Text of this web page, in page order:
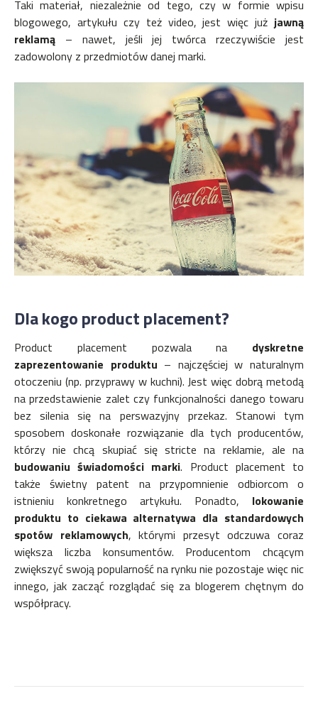
Taki materiał, niezależnie od tego, czy w formie wpisu
blogowego, artykułu czy też video, jest więc już jawną
reklamą – nawet, jeśli jej twórca rzeczywiście jest
zadowolony z przedmiotów danej marki.
Dla kogo product placement?
Product placement pozwala na dyskretne
zaprezentowanie produktu – najczęściej w naturalnym
otoczeniu (np. przyprawy w kuchni). Jest więc dobrą metodą
na przedstawienie zalet czy funkcjonalności danego towaru
bez silenia się na perswazyjny przekaz. Stanowi tym
sposobem doskonałe rozwiązanie dla tych producentów,
którzy nie chcą skupiać się stricte na reklamie, ale na
budowaniu świadomości marki. Product placement to
także świetny patent na przypomnienie odbiorcom o
istnieniu konkretnego artykułu. Ponadto, lokowanie
produktu to ciekawa alternatywa dla standardowych
spotów reklamowych, którymi przesyt odczuwa coraz
większa liczba konsumentów. Producentom chcącym
zwiększyć swoją popularność na rynku nie pozostaje więc nic
innego, jak zacząć rozglądać się za blogerem chętnym do
współpracy.